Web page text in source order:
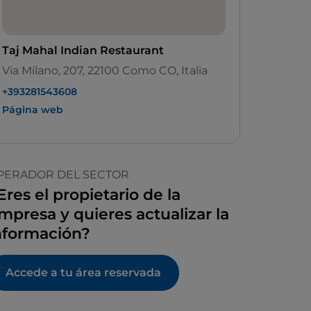
Taj Mahal Indian Restaurant
Via Milano, 207, 22100 Como CO, Italia
+393281543608
Página web
DEL SECTOR
el propietario de la
y quieres actualizar la
Accede a tu área reservada